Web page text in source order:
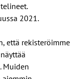
2021.
että rekisteröimme
Muiden